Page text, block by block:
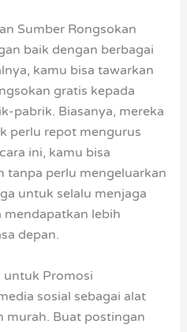
Sumber Rongsokan
baik dengan berbagai
kamu bisa tawarkan
gratis kepada
pabrik. Biasanya, mereka
perlu repot mengurus
ini, kamu bisa
tanpa perlu mengeluarkan
untuk selalu menjaga
mendapatkan lebih
depan.
untuk Promosi
sosial sebagai alat
murah. Buat postingan